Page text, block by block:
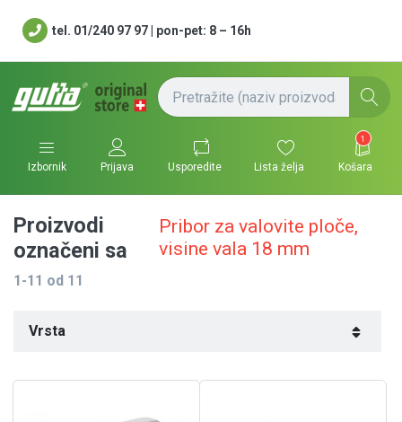
tel. 01/240 97 97 | pon-pet: 8 – 16h
Izbornik Prijava Usporedite Lista želja
1
Košara
Proizvodi
označeni sa
Pribor za valovite ploče,
visine vala 18 mm
1-11 od 11
Vrsta